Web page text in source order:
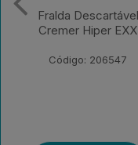
Fralda Descartável
Cremer Shortinho
Código: 207283